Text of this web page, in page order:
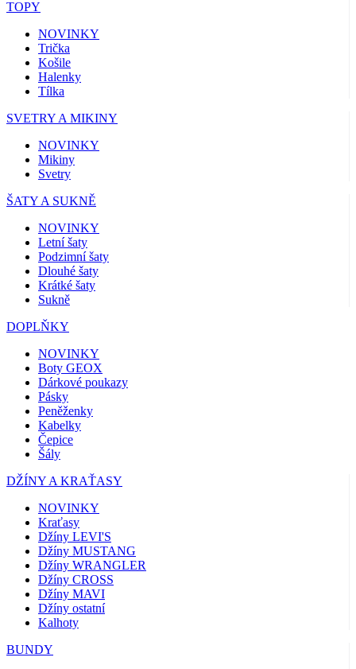
TOPY
NOVINKY
Trička
Košile
Halenky
Tílka
SVETRY A MIKINY
NOVINKY
Mikiny
Svetry
ŠATY A SUKNĚ
NOVINKY
Letní šaty
Podzimní šaty
Dlouhé šaty
Krátké šaty
Sukně
DOPLŇKY
NOVINKY
Boty GEOX
Dárkové poukazy
Pásky
Peněženky
Kabelky
Čepice
Šály
DŽÍNY A KRAŤASY
NOVINKY
Kraťasy
Džíny LEVI'S
Džíny MUSTANG
Džíny WRANGLER
Džíny CROSS
Džíny MAVI
Džíny ostatní
Kalhoty
BUNDY